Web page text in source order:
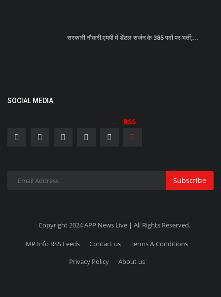
सरकारी नौकरी:एमपी में डेंटल सर्जन के 385 पदों पर भर्ती;...
SOCIAL MEDIA
RSS
Subscribe
Copyright 2024 APP News Live | All Rights Reserved.
MP Info RSS Feeds Contact us
Terms & Conditions
Privacy Policy
About us